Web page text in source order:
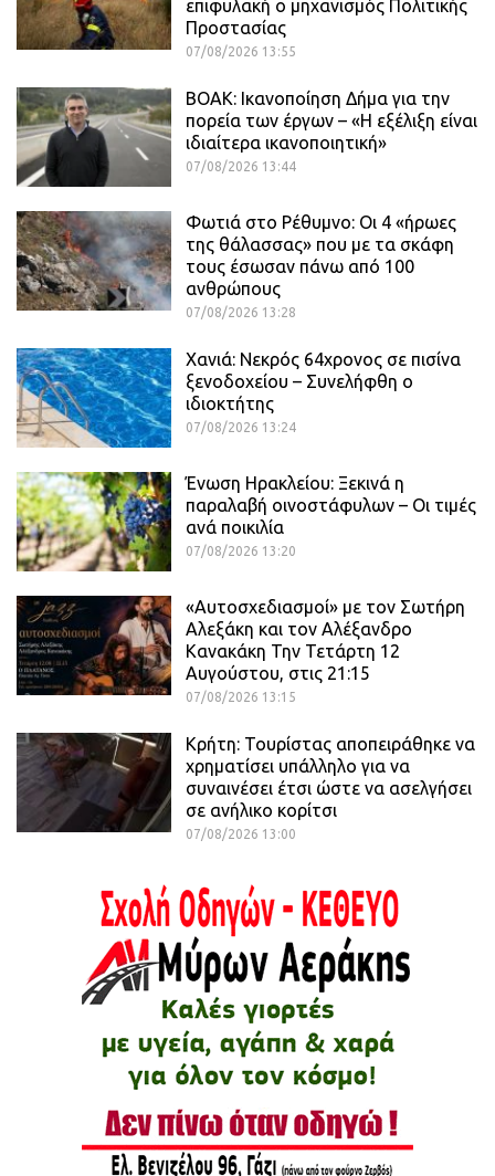
επιφυλακή ο μηχανισμός Πολιτικής
Προστασίας
07/08/2026 13:55
ΒΟΑΚ: Ικανοποίηση Δήμα για την
πορεία των έργων – «Η εξέλιξη είναι
ιδιαίτερα ικανοποιητική»
07/08/2026 13:44
Φωτιά στο Ρέθυμνο: Οι 4 «ήρωες
της θάλασσας» που με τα σκάφη
τους έσωσαν πάνω από 100
ανθρώπους
07/08/2026 13:28
Χανιά: Νεκρός 64χρονος σε πισίνα
ξενοδοχείου – Συνελήφθη ο
ιδιοκτήτης
07/08/2026 13:24
Ένωση Ηρακλείου: Ξεκινά η
παραλαβή οινοστάφυλων – Οι τιμές
ανά ποικιλία
07/08/2026 13:20
«Αυτοσχεδιασμοί» με τον Σωτήρη
Αλεξάκη και τον Αλέξανδρο
Κανακάκη Την Τετάρτη 12
Αυγούστου, στις 21:15
07/08/2026 13:15
Κρήτη: Τουρίστας αποπειράθηκε να
χρηματίσει υπάλληλο για να
συναινέσει έτσι ώστε να ασελγήσει
σε ανήλικο κορίτσι
07/08/2026 13:00